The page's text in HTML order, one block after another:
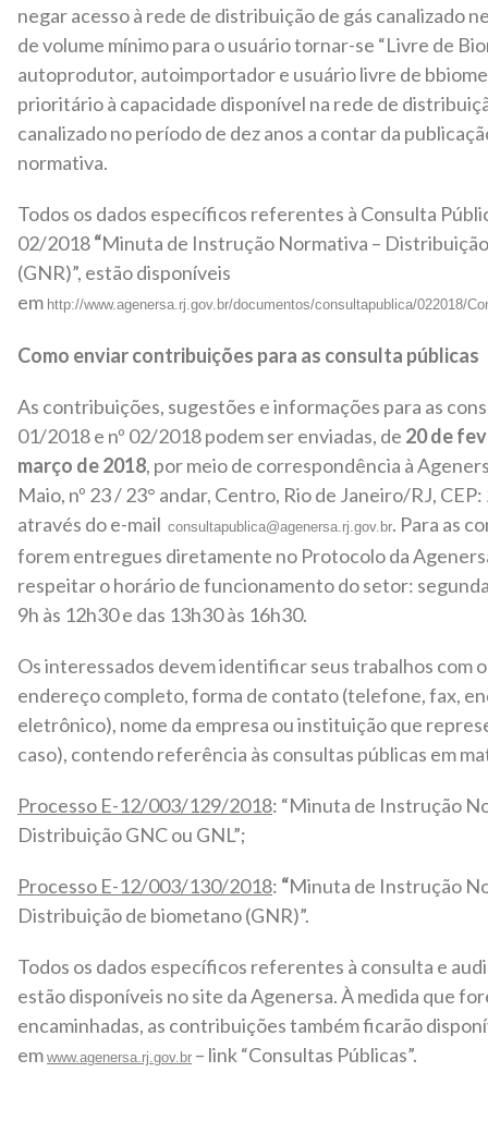
negar acesso à rede de distribuição de gás canalizado
de volume mínimo para o usuário tornar-se “Livre de
autoprodutor, autoimportador e usuário livre de
prioritário à capacidade disponível na rede de
canalizado no período de dez anos a contar da
normativa.
Todos os dados específicos referentes à Consulta
02/2018“Minuta de Instrução Normativa –
(GNR)”, estão disponíveis
em http://www.agenersa.rj.gov.br/documentos/consultapublica/022018/
Como enviar contribuições para as consulta públicas
As contribuições, sugestões e informações para as
01/2018 e nº 02/2018 podem ser enviadas, de 20 de
março de 2018, por meio de correspondência à
Maio, nº 23 / 23° andar, Centro, Rio de Janeiro/RJ,
através do e-mail consultapublica@agenersa.rj.gov.br. Para as
forem entregues diretamente no Protocolo da
respeitar o horário de funcionamento do setor:
9h às 12h30 e das 13h30 às 16h30.
Os interessados devem identificar seus trabalhos com
endereço completo, forma de contato (telefone, fax,
eletrônico), nome da empresa ou instituição que
caso), contendo referência às consultas públicas em
Processo E-12/003/129/2018: “Minuta de Instrução
Distribuição GNC ou GNL”;
Processo E-12/003/130/2018: “Minuta de Instrução
Distribuição de biometano (GNR)”.
Todos os dados específicos referentes à consulta e
estão disponíveis no site da Agenersa. À medida que
encaminhadas, as contribuições também ficarão
em www.agenersa.rj.gov.br – link “Consultas Públicas”.